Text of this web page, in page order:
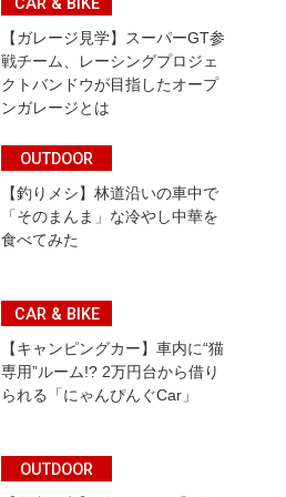
【ガレージ見学】スーパーGT参
戦チーム、レーシングプロジェ
クトバンドウが目指したオープ
ンガレージとは
OUTDOOR
【釣りメシ】林道沿いの車中で
「そのまんま」な冷やし中華を
食べてみた
CAR & BIKE
【キャンピングカー】車内に“猫
専用”ルーム!? 2万円台から借り
られる「にゃんぴんぐCar」
OUTDOOR